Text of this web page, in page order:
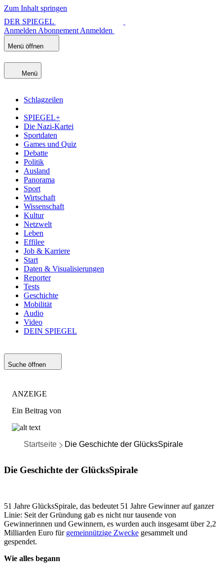
Zum Inhalt springen
DER SPIEGEL
Anmelden Abonnement Anmelden
Menü öffnen
Menü
Schlagzeilen
SPIEGEL+
Die Nazi-Kartei
Sportdaten
Games und Quiz
Debatte
Politik
Ausland
Panorama
Sport
Wirtschaft
Wissenschaft
Kultur
Netzwelt
Leben
Effilee
Job & Karriere
Start
Daten & Visualisierungen
Reporter
Tests
Geschichte
Mobilität
Audio
Video
DEIN SPIEGEL
Suche öffnen
ANZEIGE
Ein Beitrag von
Startseite Die Geschichte der GlücksSpirale
Die Geschichte der GlücksSpirale
51 Jahre GlücksSpirale, das bedeutet 51 Jahre Gewinner auf ganzer
Linie: Seit der Gründung gab es nicht nur tausende von
Gewinnerinnen und Gewinnern, es wurden auch insgesamt über 2,2
Milliarden Euro für gemeinnützige Zwecke gesammelt und
gespendet.
Wie alles begann